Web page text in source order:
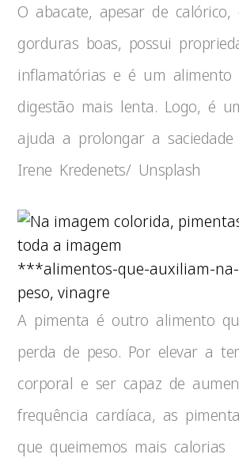
O abacate, apesar de
gorduras boas, possui
inflamatórias e é um alimento
digestão mais lenta. Logo, é
ajuda a prolongar a
Irene Kredenets/ Unsplash
***alimentos-que-auxiliam-
peso, vinagre
A pimenta é outro alimento
perda de peso. Por elevar a
corporal e ser capaz de
frequência cardíaca, as
que queimemos mais calorias